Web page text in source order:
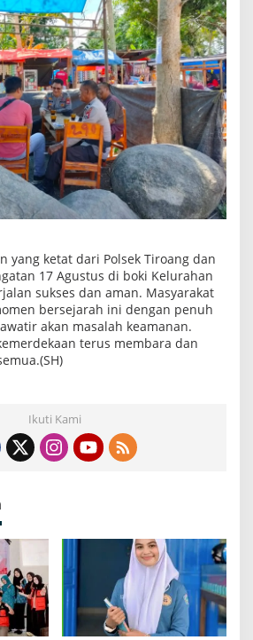
yang ketat dari Polsek Tiroang dan
17 Agustus di boki Kelurahan
sukses dan aman. Masyarakat
bersejarah ini dengan penuh
akan masalah keamanan.
terus membara dan
Ikuti Kami